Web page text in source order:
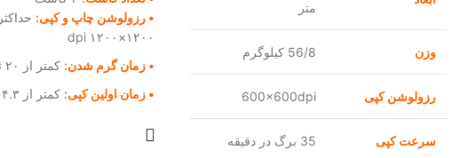
متر
وزن 56/8 کیلوگرم
رزولوشن کپی 600x600dpi
سرعت کپی 35 برگ در دقیقه
• رزولوشن چاپ و کپی: حداکثر
۱۲۰۰×۱۲۰۰ dpi
• زمان گرم شدن: کمتر از ۲۰ ثانیه
• زمان اولین کپی: کمتر از ۴.۳ ثانیه